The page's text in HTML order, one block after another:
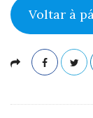
Voltar à